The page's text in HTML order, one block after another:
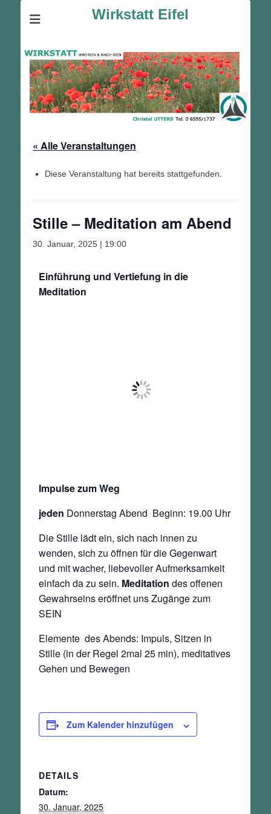
Wirkstatt Eifel
« Alle Veranstaltungen
Diese Veranstaltung hat bereits stattgefunden.
Stille – Meditation am Abend
30. Januar, 2025 | 19:00
Einführung und Vertiefung in die
Meditation
Impulse zum Weg
jeden Donnerstag Abend Beginn: 19.00 Uhr
Die Stille lädt ein, sich nach innen zu
wenden, sich zu öffnen für die Gegenwart
und mit wacher, liebevoller Aufmerksamkeit
einfach da zu sein. Meditation des offenen
Gewahrseins eröffnet uns Zugänge zum
SEIN
Elemente des Abends: Impuls, Sitzen in
Stille (in der Regel 2mal 25 min), meditatives
Gehen und Bewegen
Zum Kalender hinzufügen
DETAILS
Datum:
30. Januar, 2025